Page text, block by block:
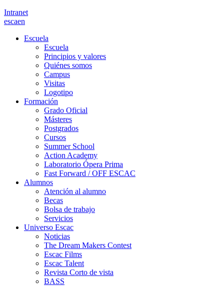
Intranet
escaen
Escuela
Escuela
Principios y valores
Quiénes somos
Campus
Visitas
Logotipo
Formación
Grado Oficial
Másteres
Postgrados
Cursos
Summer School
Action Academy
Laboratorio Ópera Prima
Fast Forward / OFF ESCAC
Alumnos
Atención al alumno
Becas
Bolsa de trabajo
Servicios
Universo Escac
Noticias
The Dream Makers Contest
Escac Films
Escac Talent
Revista Corto de vista
BASS